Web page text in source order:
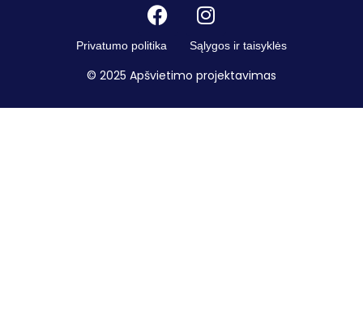
Privatumo politika Sąlygos ir taisyklės
© 2025 Apšvietimo projektavimas